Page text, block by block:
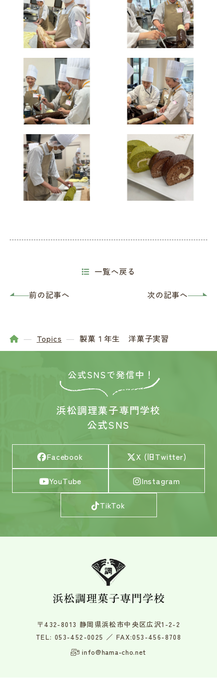
前の記事へ
一覧へ戻る
次の記事へ
Topics 製菓１年生 洋菓子実習
浜松調理菓子専門学校
公式SNS
Facebook X (旧Twitter)
YouTube Instagram
TikTok
〒432-8013 静岡県浜松市中央区広沢1-2-2
TEL: 053-452-0025 ／ FAX:053-456-8708
info@hama-cho.net